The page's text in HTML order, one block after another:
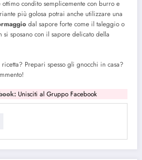
condito semplicemente con burro e
più golosa potrai anche utilizzare una
dal sapore forte come il taleggio o
si sposano con il sapore delicato della
ricetta? Prepari spesso gli gnocchi in casa?
Unisciti al Gruppo Facebook